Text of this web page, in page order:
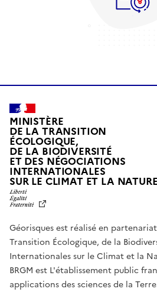
MINISTÈRE
DE LA TRANSITION
ÉCOLOGIQUE,
DE LA BIODIVERSITÉ
ET DES NÉGOCIATIONS
INTERNATIONALES
SUR LE CLIMAT ET LA NATUREL
Géorisques est réalisé en
Transition Écologique, de la
Internationales sur le Climat et la
BRGM est L'établissement public
applications des sciences de la